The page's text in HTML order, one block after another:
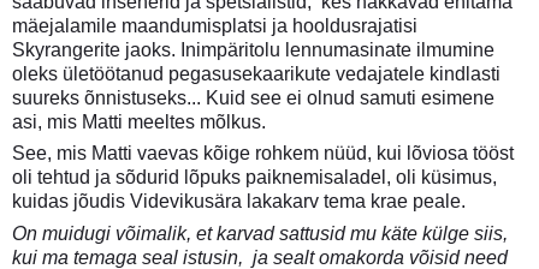
mäejalamile maandumisplatsi ja hooldusrajatisi
Skyrangerite jaoks. Inimpäritolu lennumasinate ilmumine
oleks ületöötanud pegasusekaarikute vedajatele kindlasti
suureks õnnistuseks... Kuid see ei olnud samuti esimene
asi, mis Matti meeltes mõlkus.
See, mis Matti vaevas kõige rohkem nüüd, kui lõviosa tööst
oli tehtud ja sõdurid lõpuks paiknemisaladel, oli küsimus,
kuidas jõudis Videvikusära lakakarv tema krae peale.
On muidugi võimalik, et karvad sattusid mu käte külge siis,
kui ma temaga seal istusin, ja sealt omakorda võisid need